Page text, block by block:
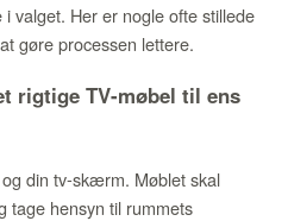
valget. Her er nogle ofte stillede
gøre processen lettere.
rigtige TV-møbel til ens
din tv-skærm. Møblet skal
tage hensyn til rummets